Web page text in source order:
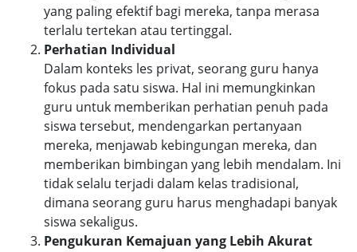
yang paling efektif bagi mereka, tanpa merasa
terlalu tertekan atau tertinggal.
Perhatian Individual
Dalam konteks les privat, seorang guru hanya
fokus pada satu siswa. Hal ini memungkinkan
guru untuk memberikan perhatian penuh pada
siswa tersebut, mendengarkan pertanyaan
mereka, menjawab kebingungan mereka, dan
memberikan bimbingan yang lebih mendalam. Ini
tidak selalu terjadi dalam kelas tradisional,
dimana seorang guru harus menghadapi banyak
siswa sekaligus.
Pengukuran Kemajuan yang Lebih Akurat